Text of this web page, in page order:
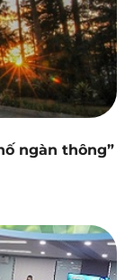
ngàn thông”